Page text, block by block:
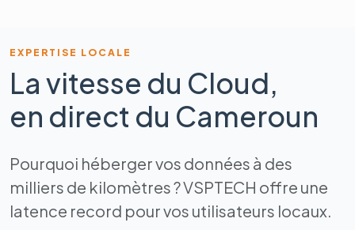
EXPERTISE LOCALE
La vitesse du Cloud,
en direct du Cameroun
Pourquoi héberger vos données à des
milliers de kilomètres ? VSPTECH offre une
latence record pour vos utilisateurs locaux.